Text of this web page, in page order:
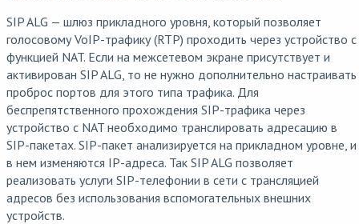
SIP ALG — шлюз прикладного уровня, который позволяет
голосовому VoIP-трафику (RTP) проходить через устройство с
функцией NAT. Если на межсетевом экране присутствует и
активирован SIP ALG, то не нужно дополнительно настраивать
проброс портов для этого типа трафика. Для
беспрепятственного прохождения SIP-трафика через
устройство с NAT необходимо транслировать адресацию в
SIP-пакетах. SIP-пакет анализируется на прикладном уровне, и
в нем изменяются IP-адреса. Так SIP ALG позволяет
реализовать услуги SIP-телефонии в сети с трансляцией
адресов без использования вспомогательных внешних
устройств.